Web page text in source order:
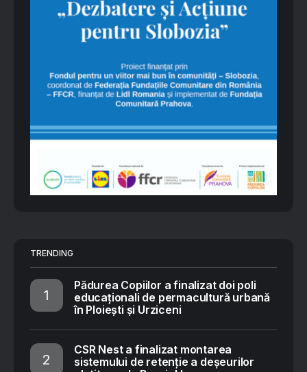
TRENDING
Pădurea Copiilor a finalizat doi poli
educaționali de permacultură urbană
în Ploiești și Urziceni
CSR Nest a finalizat montarea
sistemului de retenție a deșeurilor